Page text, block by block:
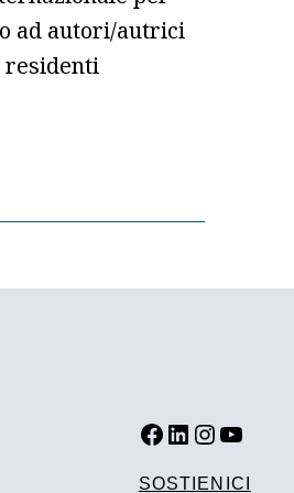
ad autori/autrici
residenti
FACEBOOK LINKEDIN INSTAGRAM YOUTUBE
SOSTIENICI